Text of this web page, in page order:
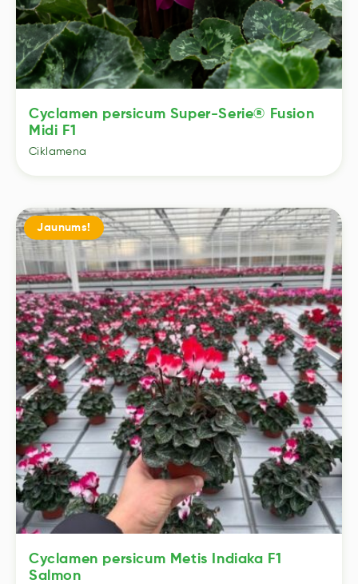
Cyclamen persicum Super-Serie® Fusion
Midi F1
Ciklamena
Cyclamen persicum Metis Indiaka F1
Salmon